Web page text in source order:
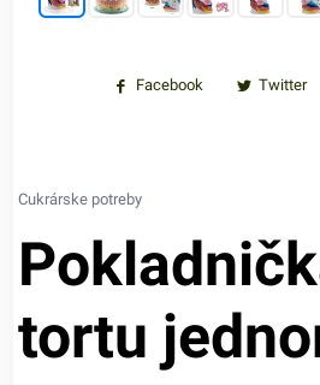
Facebook Twitter
Cukrárske potreby
tortu